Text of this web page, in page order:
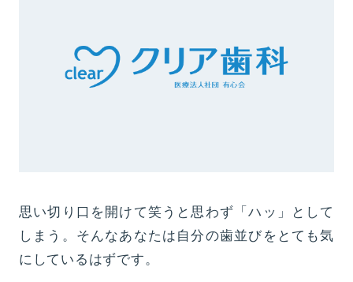
思い切り口を開けて笑うと思わず「ハッ」として
しまう。そんなあなたは自分の歯並びをとても気
にしているはずです。